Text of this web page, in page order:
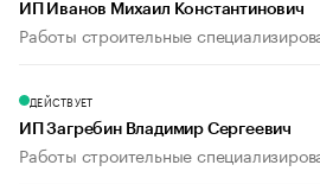
ИП Иванов Михаил Константинович
Работы строительные
ДЕЙСТВУЕТ
ИП Загребин Владимир Сергеевич
Работы строительные